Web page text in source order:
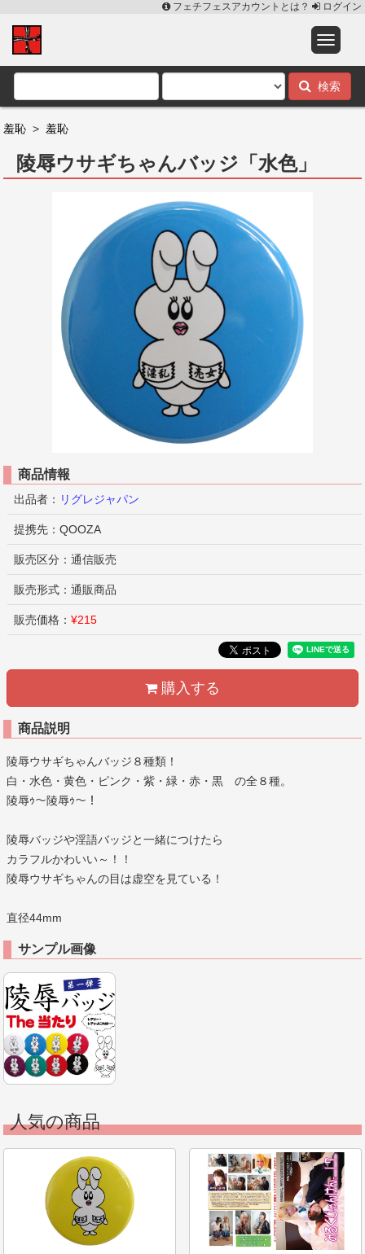
フェチフェスアカウントとは？ ログイン
検索
羞恥 > 羞恥
陵辱ウサギちゃんバッジ「水色」
商品情報
出品者： リグレジャパン
提携先：QOOZA
販売区分：通信販売
販売形式：通販商品
販売価格： ¥215
購入する
商品説明
陵辱ウサギちゃんバッジ８種類！
白・水色・黄色・ピンク・紫・緑・赤・黒 の全８種。
陵辱ｩ～陵辱ｩ～！
陵辱バッジや淫語バッジと一緒につけたら
カラフルかわいい～！！
陵辱ウサギちゃんの目は虚空を見ている！
直径44mm
サンプル画像
人気の商品